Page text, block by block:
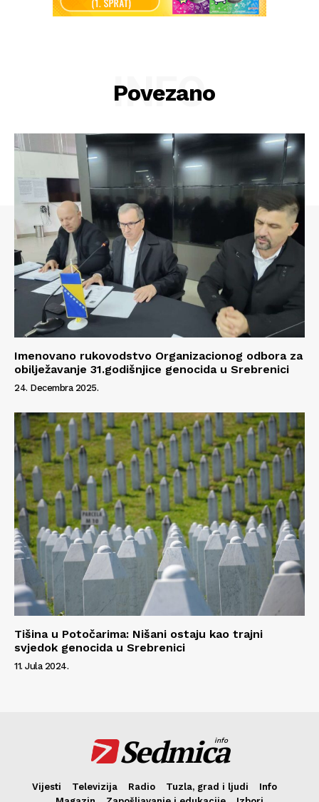
Povezano
INFO
Imenovano rukovodstvo Organizacionog odbora za
obilježavanje 31.godišnjice genocida u Srebrenici
24. Decembra 2025.
Tišina u Potočarima: Nišani ostaju kao trajni
svjedok genocida u Srebrenici
11. Jula 2024.
Sedmica
info
Vijesti Televizija Radio Tuzla, grad i ljudi
Info